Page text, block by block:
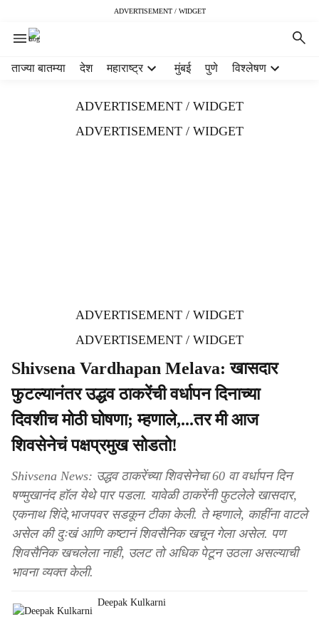
ADVERTISEMENT / WIDGET
ताज्या बातम्या देश महाराष्ट्र मुंबई पुणे विश्लेषण
ADVERTISEMENT / WIDGET
ADVERTISEMENT / WIDGET
ADVERTISEMENT / WIDGET
ADVERTISEMENT / WIDGET
Shivsena Vardhapan Melava: खासदार
फुटल्यानंतर उद्धव ठाकरेंची वर्धापन दिनाच्या
दिवशीच मोठी घोषणा; म्हणाले,...तर मी आज
शिवसेनेचं पक्षप्रमुख सोडतो!
Shivsena News: उद्धव ठाकरेंच्या शिवसेनेचा 60 वा वर्धापन दिन
षण्मुखानंद हॉल येथे पार पडला. यावेळी ठाकरेंनी फुटलेले खासदार,
एकनाथ शिंदे,भाजपवर सडकून टीका केली. ते म्हणाले, काहींना वाटले
असेल की दुःखं आणि कष्टानं शिवसैनिक खचून गेला असेल. पण
शिवसैनिक खचलेला नाही, उलट तो अधिक पेटून उठला असल्याची
भावना व्यक्त केली.
Deepak Kulkarni